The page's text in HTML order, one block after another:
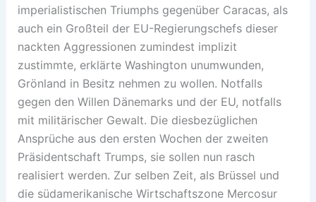
imperialistischen Triumphs gegenüber Caracas, als
auch ein Großteil der EU-Regierungschefs dieser
nackten Aggressionen zumindest implizit
zustimmte, erklärte Washington unumwunden,
Grönland in Besitz nehmen zu wollen. Notfalls
gegen den Willen Dänemarks und der EU, notfalls
mit militärischer Gewalt. Die diesbezüglichen
Ansprüche aus den ersten Wochen der zweiten
Präsidentschaft Trumps, sie sollen nun rasch
realisiert werden. Zur selben Zeit, als Brüssel und
die südamerikanische Wirtschaftszone Mercosur